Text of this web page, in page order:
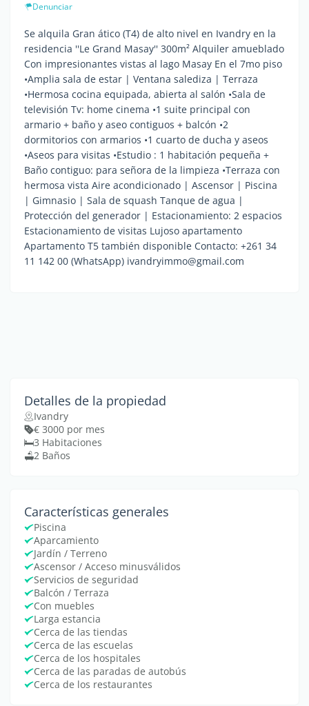
Denunciar
Se alquila Gran ático (T4) de alto nivel en Ivandry en la
residencia ''Le Grand Masay'' 300m² Alquiler amueblado
Con impresionantes vistas al lago Masay En el 7mo piso
•Amplia sala de estar | Ventana salediza | Terraza
•Hermosa cocina equipada, abierta al salón •Sala de
televisión Tv: home cinema •1 suite principal con
armario + baño y aseo contiguos + balcón •2
dormitorios con armarios •1 cuarto de ducha y aseos
•Aseos para visitas •Estudio : 1 habitación pequeña +
Baño contiguo: para señora de la limpieza •Terraza con
hermosa vista Aire acondicionado | Ascensor | Piscina
| Gimnasio | Sala de squash Tanque de agua |
Protección del generador | Estacionamiento: 2 espacios
Estacionamiento de visitas Lujoso apartamento
Apartamento T5 también disponible Contacto: +261 34
11 142 00 (WhatsApp) ivandryimmo@gmail.com
Detalles de la propiedad
Ivandry
€ 3000 por mes
3 Habitaciones
2 Baños
Características generales
Piscina
Aparcamiento
Jardín / Terreno
Ascensor / Acceso minusválidos
Servicios de seguridad
Balcón / Terraza
Con muebles
Larga estancia
Cerca de las tiendas
Cerca de las escuelas
Cerca de los hospitales
Cerca de las paradas de autobús
Cerca de los restaurantes